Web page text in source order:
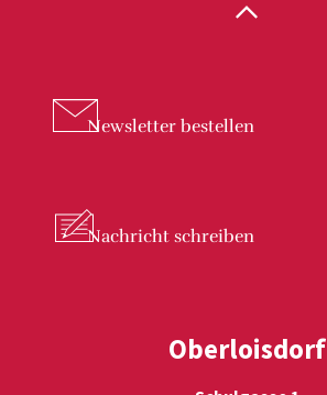
Newsletter bestellen
Nachricht schreiben
Oberloisdorf